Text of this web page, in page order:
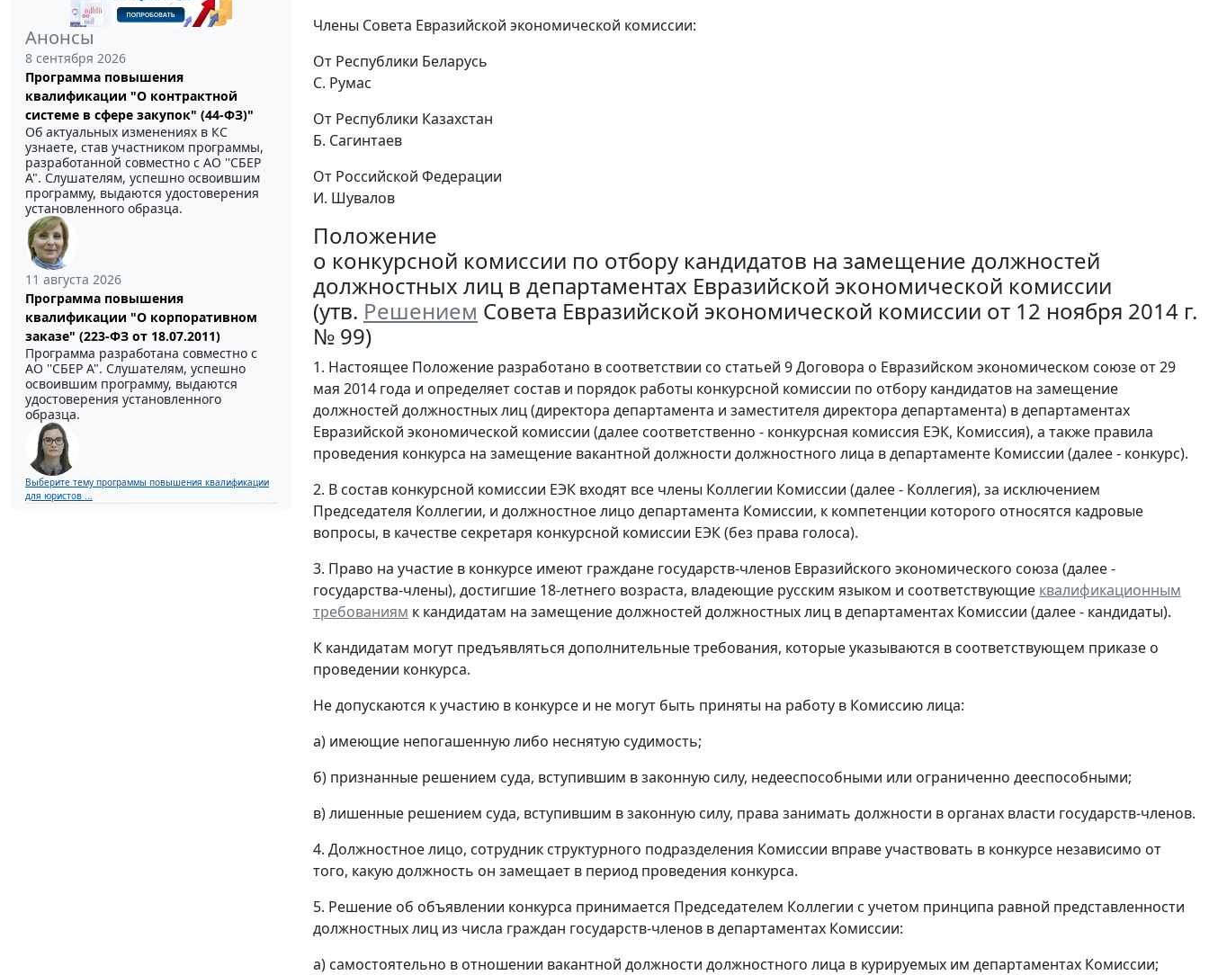
Анонсы
8 сентября 2026
Программа повышения
квалификации "О контрактной
системе в сфере закупок" (44-ФЗ)"
Об актуальных изменениях в КС
узнаете, став участником программы,
разработанной совместно с АО ''СБЕР
А". Слушателям, успешно освоившим
программу, выдаются удостоверения
установленного образца.
11 августа 2026
Программа повышения
квалификации "О корпоративном
заказе" (223-ФЗ от 18.07.2011)
Программа разработана совместно с
АО ''СБЕР А". Слушателям, успешно
освоившим программу, выдаются
удостоверения установленного
образца.
Выберите тему программы повышения квалификации
для юристов ...
Члены Совета Евразийской экономической комиссии:
От Республики Беларусь
С. Румас
От Республики Казахстан
Б. Сагинтаев
От Российской Федерации
И. Шувалов
Положение
о конкурсной комиссии по отбору кандидатов на замещение должностей
должностных лиц в департаментах Евразийской экономической комиссии
(утв. Решением Совета Евразийской экономической комиссии от 12 ноября 2014 г.
№ 99)
1. Настоящее Положение разработано в соответствии со статьей 9 Договора о Евразийском экономическом союзе от 29
мая 2014 года и определяет состав и порядок работы конкурсной комиссии по отбору кандидатов на замещение
должностей должностных лиц (директора департамента и заместителя директора департамента) в департаментах
Евразийской экономической комиссии (далее соответственно - конкурсная комиссия ЕЭК, Комиссия), а также правила
проведения конкурса на замещение вакантной должности должностного лица в департаменте Комиссии (далее - конкурс).
2. В состав конкурсной комиссии ЕЭК входят все члены Коллегии Комиссии (далее - Коллегия), за исключением
Председателя Коллегии, и должностное лицо департамента Комиссии, к компетенции которого относятся кадровые
вопросы, в качестве секретаря конкурсной комиссии ЕЭК (без права голоса).
3. Право на участие в конкурсе имеют граждане государств-членов Евразийского экономического союза (далее -
государства-члены), достигшие 18-летнего возраста, владеющие русским языком и соответствующие квалификационным
требованиям к кандидатам на замещение должностей должностных лиц в департаментах Комиссии (далее - кандидаты).
К кандидатам могут предъявляться дополнительные требования, которые указываются в соответствующем приказе о
проведении конкурса.
Не допускаются к участию в конкурсе и не могут быть приняты на работу в Комиссию лица:
а) имеющие непогашенную либо неснятую судимость;
б) признанные решением суда, вступившим в законную силу, недееспособными или ограниченно дееспособными;
в) лишенные решением суда, вступившим в законную силу, права занимать должности в органах власти государств-членов.
4. Должностное лицо, сотрудник структурного подразделения Комиссии вправе участвовать в конкурсе независимо от
того, какую должность он замещает в период проведения конкурса.
5. Решение об объявлении конкурса принимается Председателем Коллегии с учетом принципа равной представленности
должностных лиц из числа граждан государств-членов в департаментах Комиссии:
а) самостоятельно в отношении вакантной должности должностного лица в курируемых им департаментах Комиссии;